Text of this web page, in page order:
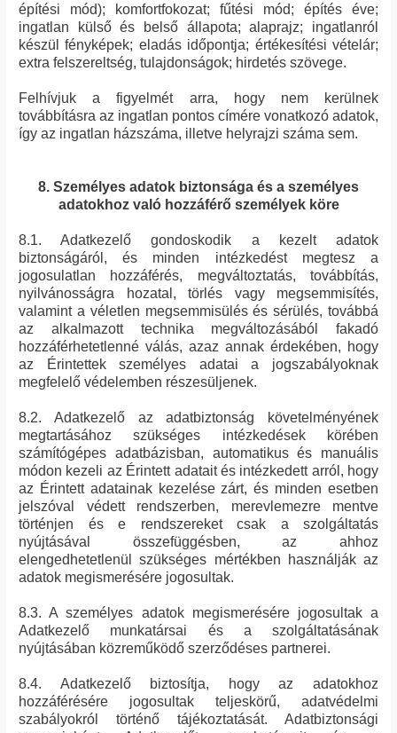
építési mód); komfortfokozat; fűtési mód; építés éve;
ingatlan külső és belső állapota; alaprajz; ingatlanról
készül fényképek; eladás időpontja; értékesítési vételár;
extra felszereltség, tulajdonságok; hirdetés szövege.
Felhívjuk a figyelmét arra, hogy nem kerülnek
továbbításra az ingatlan pontos címére vonatkozó adatok,
így az ingatlan házszáma, illetve helyrajzi száma sem.
8. Személyes adatok biztonsága és a személyes
adatokhoz való hozzáférő személyek köre
8.1. Adatkezelő gondoskodik a kezelt adatok
biztonságáról, és minden intézkedést megtesz a
jogosulatlan hozzáférés, megváltoztatás, továbbítás,
nyilvánosságra hozatal, törlés vagy megsemmisítés,
valamint a véletlen megsemmisülés és sérülés, továbbá
az alkalmazott technika megváltozásából fakadó
hozzáférhetetlenné válás, azaz annak érdekében, hogy
az Érintettek személyes adatai a jogszabályoknak
megfelelő védelemben részesüljenek.
8.2. Adatkezelő az adatbiztonság követelményének
megtartásához szükséges intézkedések körében
számítógépes adatbázisban, automatikus és manuális
módon kezeli az Érintett adatait és intézkedett arról, hogy
az Érintett adatainak kezelése zárt, és minden esetben
jelszóval védett rendszerben, merevlemezre mentve
történjen és e rendszereket csak a szolgáltatás
nyújtásával összefüggésben, az ahhoz
elengedhetetlenül szükséges mértékben használják az
adatok megismerésére jogosultak.
8.3. A személyes adatok megismerésére jogosultak a
Adatkezelő munkatársai és a szolgáltatásának
nyújtásában közreműködő szerződéses partnerei.
8.4. Adatkezelő biztosítja, hogy az adatokhoz
hozzáférésére jogosultak teljeskörű, adatvédelmi
szabályokról történő tájékoztatását. Adatbiztonsági